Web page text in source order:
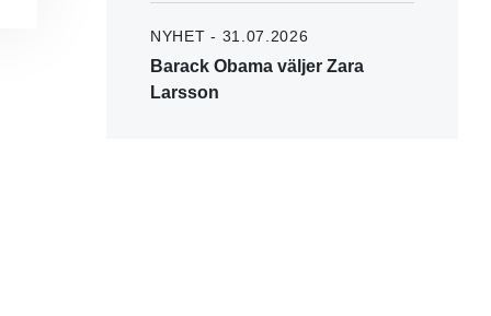
NYHET - 31.07.2026
Barack Obama väljer Zara
Larsson